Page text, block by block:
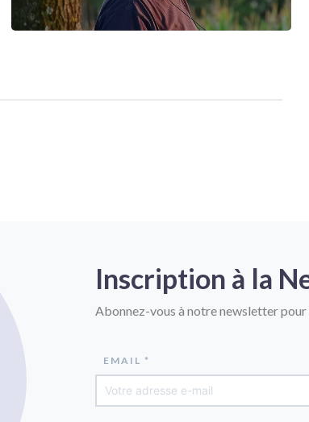
Inscription à la
Abonnez-vous à notre newsletter
EMAIL *